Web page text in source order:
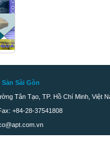
Sài Gòn
Tân Tạo, TP. Hồ Chí Minh, Việt
+84-28-37541808